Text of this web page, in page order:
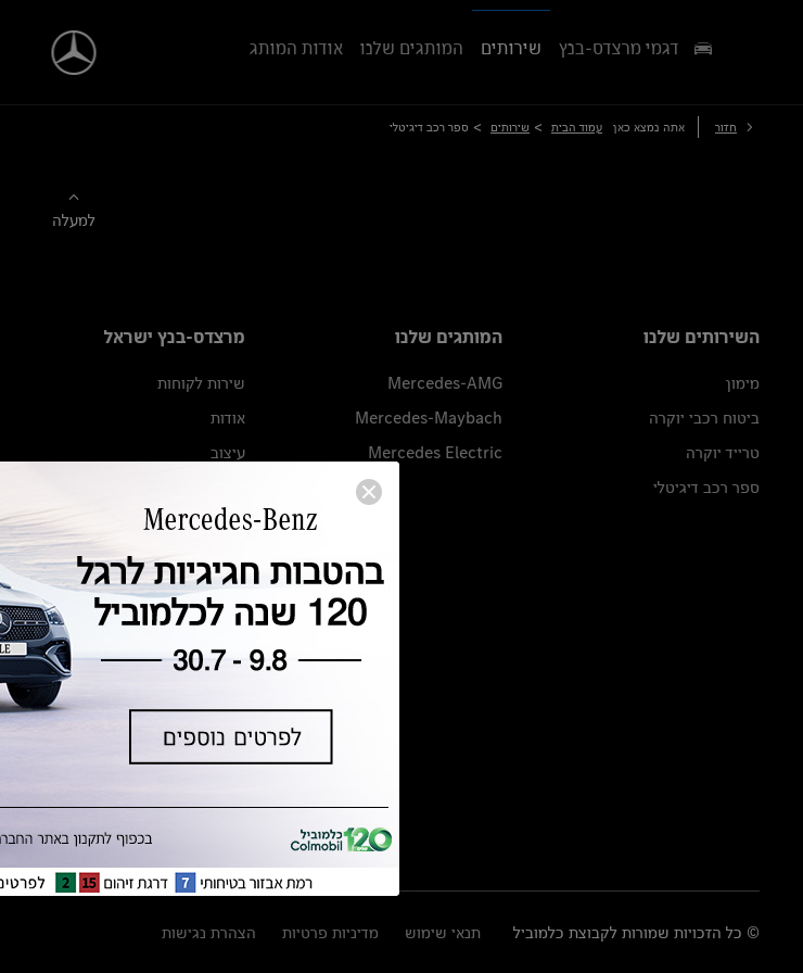
דגמי מרצדס-בנץ שירותים המותגים שלנו אודות המותג
חזור אתה נמצא כאן עמוד הבית > שירותים > ספר רכב דיגיטלי
למעלה
השירותים שלנו
מימון
ביטוח רכבי יוקרה
טרייד יוקרה
ספר רכב דיגיטלי
המותגים שלנו
Mercedes-AMG
Mercedes-Maybach
Mercedes Electric
מרצדס-בנץ ישראל
שירות לקוחות
אודות
עיצוב
מגזין מרצדס-בנץ
ספרי רכב מרצדס-בנץ
נתוני זיהום אוויר וצריכת דלק וחשמל
נתוני תווית צמיגים
מחירון חלפים
הודעה על הטבות לרכבי מרצדס בהסדר
© כל הזכויות שמורות לקבוצת כלמוביל תנאי שימוש מדיניות פרטיות הצהרת נגישות